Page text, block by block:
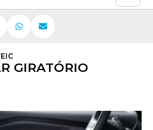
GIRATORIO
GIRATÓRIO